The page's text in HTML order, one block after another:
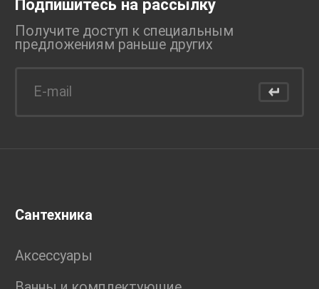
Подпишитесь на рассылку
Получите доступ к специальным
предложениям раньше других
Сантехника
Аксессуары